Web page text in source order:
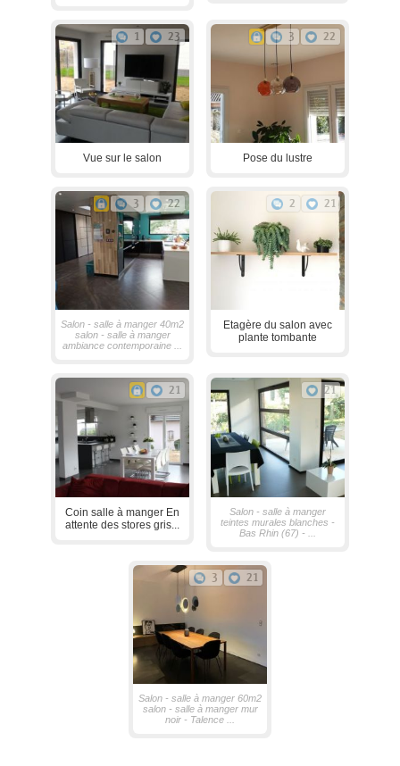
1 23
Vue sur le salon
3 22
Pose du lustre
3 22
Salon - salle à manger 40m2
salon - salle à manger
ambiance contemporaine ...
2 21
Etagère du salon avec
plante tombante
21
Coin salle à manger En
attente des stores gris...
21
Salon - salle à manger
teintes murales blanches -
Bas Rhin (67) - ...
3 21
Salon - salle à manger 60m2
salon - salle à manger mur
noir - Talence ...